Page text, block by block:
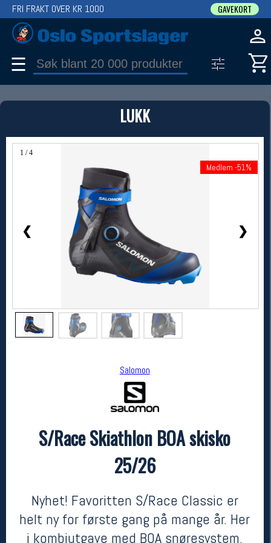
LUKK
1 / 4
❮ ❯
Medlem -51%
Salomon
S/Race Skiathlon BOA skisko
25/26
Nyhet! Favoritten S/Race Classic er
helt ny for første gang på mange år. Her
i kombiutgave med BOA snøresystem.
FRI FRAKT OVER KR 1000 GAVEKORT
☰
PRODUKT
Produkter (1)
Bruk filter til å spisse søket
Salomon
S/Race Skiathlon BOA skisko 25/26
MEDLEM: